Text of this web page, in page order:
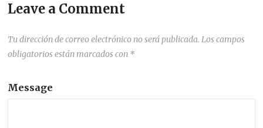
Leave a Comment
Tu dirección de correo electrónico no será publicada. Los campos
obligatorios están marcados con *
Message